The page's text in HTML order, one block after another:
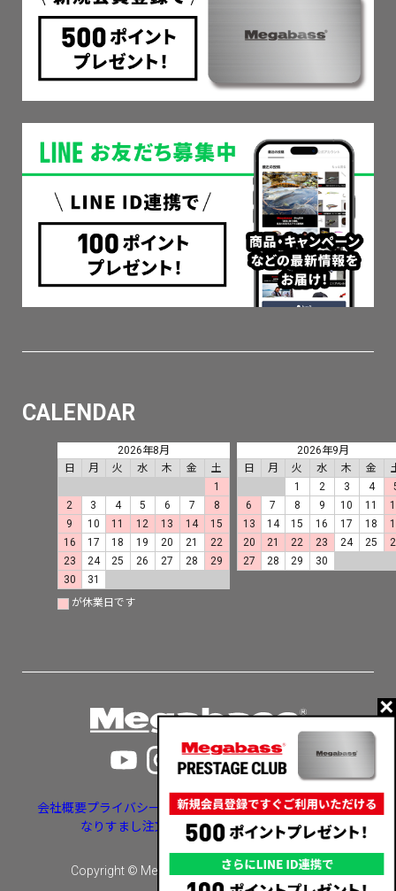
CALENDAR
2026年8月
日
月 火 水 木 金
土
1
2
3 4 5 6 7
8
9
10 11 12 13 14
15
16
17 18 19 20 21
22
23
24 25 26 27 28
29
30
31
2026年9月
日
月 火 水 木 金
1
2 3 4
6
7 8 9 10 11
13
14 15 16 17 18
20
21 22 23 24 25
27
28 29 30
が休業日です
会社概要プライバシーポリシー特定商取引法に基づく表示
なりすまし注文・いたずら注文等への対応
Copyright © Megabass inc. All rights reserved.